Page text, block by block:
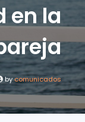
en la
bycomunicados